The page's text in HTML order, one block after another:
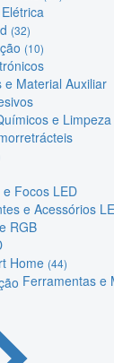
(32)
(10)
e Material Auxiliar
e Limpeza
Focos LED
e Acessórios
RGB
Home (44)
Ferramentas e